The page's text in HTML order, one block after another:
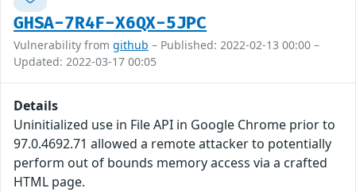
GHSA-7R4F-X6QX-5JPC
Vulnerability from github – Published: 2022-02-13 00:00 –
Updated: 2022-03-17 00:05
Details
Uninitialized use in File API in Google Chrome prior to
97.0.4692.71 allowed a remote attacker to potentially
perform out of bounds memory access via a crafted
HTML page.